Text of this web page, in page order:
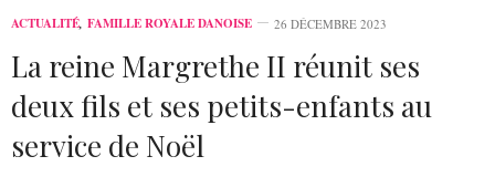
ACTUALITÉ, FAMILLE ROYALE DANOISE 26 DÉCEMBRE 2023
La reine Margrethe II réunit ses
deux fils et ses petits-enfants au
service de Noël